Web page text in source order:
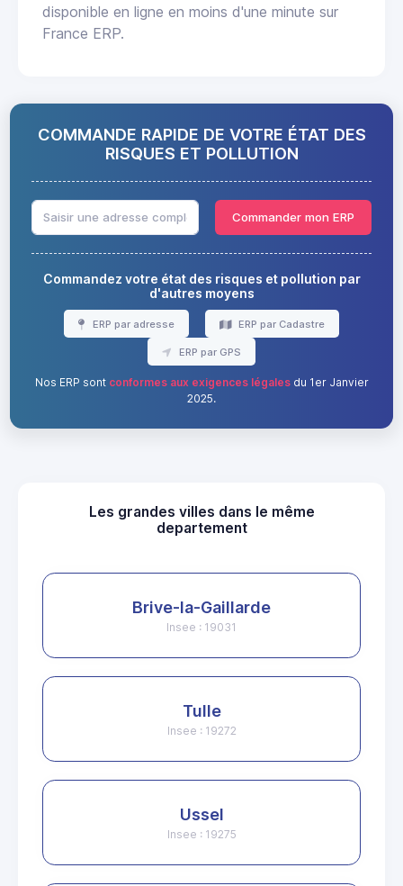
disponible en ligne en moins d'une minute sur
France ERP.
COMMANDE RAPIDE DE VOTRE ÉTAT DES
RISQUES ET POLLUTION
Commander mon ERP
Commandez votre état des risques et pollution par
d'autres moyens
ERP par adresse ERP par Cadastre
ERP par GPS
Nos ERP sont conformes aux exigences légalesdu 1er Janvier
2025.
Les grandes villes dans le même
departement
Brive-la-Gaillarde
Insee : 19031
Tulle
Insee : 19272
Ussel
Insee : 19275